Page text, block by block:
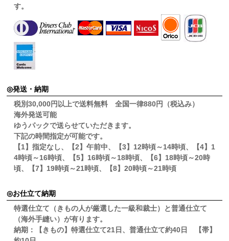
す。
発送・納期
税別30,000円以上で送料無料 全国一律880円（税込み）
海外発送可能
ゆうパックで送らせていただきます。
下記の時間指定が可能です。
【1】指定なし、【2】午前中、【3】12時頃～14時頃、【4】1
4時頃～16時頃、【5】16時頃～18時頃、【6】18時頃～20時
頃、【7】19時頃～21時頃、【8】20時頃～21時頃
お仕立て納期
特選仕立て（きもの人が厳選した一級和裁士）と普通仕立て
（海外手縫い）が有ります。
納期：【きもの】特選仕立て21日、普通仕立て約40日 【帯】